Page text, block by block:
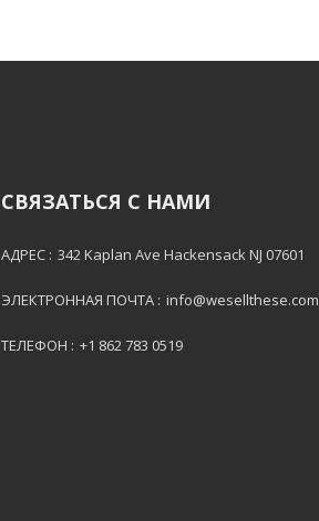
СВЯЗАТЬСЯ С НАМИ
АДРЕС : 342 Kaplan Ave Hackensack NJ 07601
ЭЛЕКТРОННАЯ ПОЧТА : info@wesellthese.com
ТЕЛЕФОН : +1 862 783 0519